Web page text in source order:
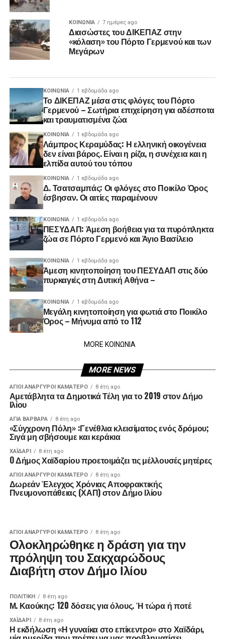
ΚΟΙΝΩΝΊΑ 7 ημέρες ago
Διασώστες του ΔΙΚΕΠΑΖ στην
«κόλαση» του Πόρτο Γερμενού και των
Μεγάρων
ΚΟΙΝΩΝΊΑ 1 εβδομάδα ago
Το ΔΙΚΕΠΑΖ μέσα στις φλόγες του Πόρτο
Γερμενού – Σωτήρια επιχείρηση για αδέσποτα
και τραυματισμένα ζώα
ΚΟΙΝΩΝΊΑ 1 εβδομάδα ago
Λάμπρος Κεραμύδας: Η ελληνική οικογένεια
δεν είναι βάρος. Είναι η ρίζα, η συνέχεια και η
ελπίδα αυτού του τόπου
ΚΟΙΝΩΝΊΑ 1 εβδομάδα ago
Δ. Τσατσαμπάς: Οι φλόγες στο Ποικίλο Όρος
έσβησαν. Οι αιτίες παραμένουν
ΚΟΙΝΩΝΊΑ 1 εβδομάδα ago
ΠΕΣΥΔΑΠ: Άμεση βοήθεια για τα πυρόπληκτα
ζώα σε Πόρτο Γερμενό και Άγιο Βασίλειο
ΚΟΙΝΩΝΊΑ 1 εβδομάδα ago
Άμεση κινητοποίηση του ΠΕΣΥΔΑΠ στις δύο
πυρκαγιές στη Δυτική Αθήνα –
ΚΟΙΝΩΝΊΑ 1 εβδομάδα ago
Μεγάλη κινητοποίηση για φωτιά στο Ποικίλο
Όρος – Μήνυμα από το 112
MORE ΚΟΙΝΩΝΙΑ
MORE NEWS
ΑΓΙΟΙ ΑΝΑΡΓΥΡΟΙ ΚΑΜΑΤΕΡΟ 8 έτη ago
Αμετάβλητα τα Δημοτικά Τέλη για το 2019 στον Δήμο
Ιλίου
ΑΓΙΑ ΒΑΡΒΑΡΑ 8 έτη ago
«Σύγχρονη Πόλη» :Γενέθλια κλεισίματος ενός δρόμου;
Σιγά μη σβήσουμε και κεράκια
ΧΑΪΔΑΡΙ 8 έτη ago
O Δήμος Χαϊδαρίου προετοιμάζει τις μέλλουσές μητέρες
ΑΓΙΟΙ ΑΝΑΡΓΥΡΟΙ ΚΑΜΑΤΕΡΟ 8 έτη ago
Δωρεάν Έλεγχος Χρόνιας Αποφρακτικής
Πνευμονοπάθειας (ΧΑΠ) στον Δήμο Ιλίου
ΑΓΙΟΙ ΑΝΑΡΓΥΡΟΙ ΚΑΜΑΤΕΡΟ 8 έτη ago
Ολοκληρώθηκε η δράση για την
πρόληψη του Σακχαρώδους
Διαβήτη στον Δήμο Ιλίου
ΠΟΛΙΤΙΚΉ 8 έτη ago
Μ. Καούκης: 120 δόσεις για όλους. Ή τώρα ή ποτέ
ΧΑΪΔΑΡΙ 8 έτη ago
Η εκδήλωση «Η γυναίκα στο επίκεντρο» στο Χαϊδάρι,